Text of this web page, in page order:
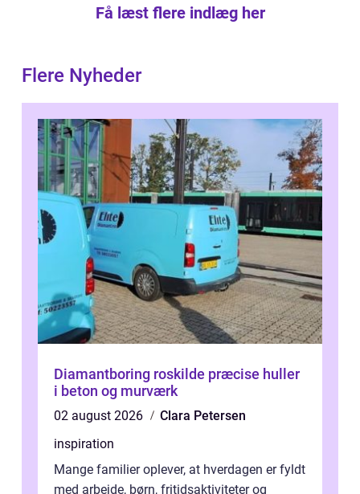
Få læst flere indlæg her
Flere Nyheder
Diamantboring roskilde præcise huller
i beton og murværk
02 august 2026
Clara Petersen
inspiration
Mange familier oplever, at hverdagen er fyldt
med arbejde, børn, fritidsaktiviteter og